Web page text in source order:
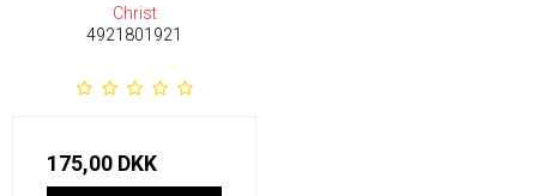
Christ
4921801921
175,00 DKK